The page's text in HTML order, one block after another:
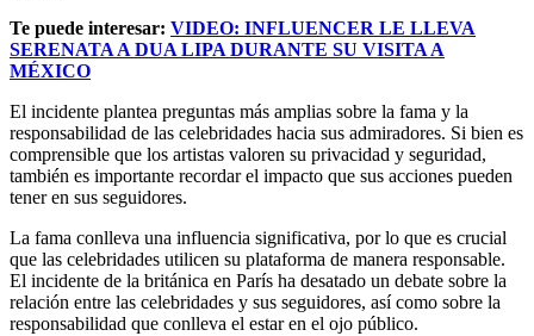
Te puede interesar: VIDEO: INFLUENCER LE LLEVA
SERENATA A DUA LIPA DURANTE SU VISITA A
MÉXICO
El incidente plantea preguntas más amplias sobre la fama y la
responsabilidad de las celebridades hacia sus admiradores. Si bien es
comprensible que los artistas valoren su privacidad y seguridad,
también es importante recordar el impacto que sus acciones pueden
tener en sus seguidores.
La fama conlleva una influencia significativa, por lo que es crucial
que las celebridades utilicen su plataforma de manera responsable.
El incidente de la británica en París ha desatado un debate sobre la
relación entre las celebridades y sus seguidores, así como sobre la
responsabilidad que conlleva el estar en el ojo público.